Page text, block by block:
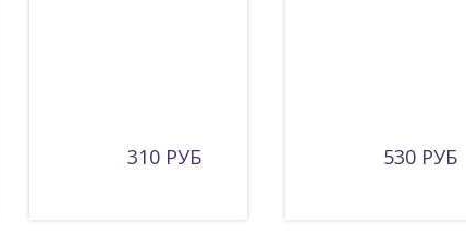
310 РУБ 530 РУБ